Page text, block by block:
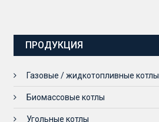
ПРОДУКЦИЯ
Газовые / жидкотопливные котлы
Биомассовые котлы
Угольные котлы